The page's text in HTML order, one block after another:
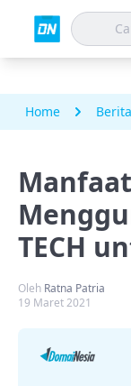
Home Berita
TECH
Oleh Ratna Patria
19 Maret 2021